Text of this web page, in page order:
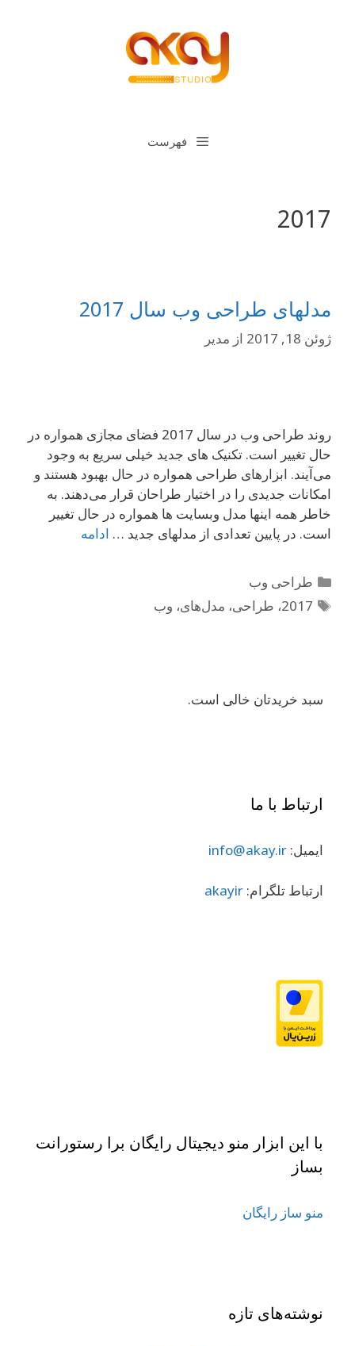
فهرست
2017
مدلهای طراحی وب سال 2017
ژوئن 18, 2017 از مدیر
روند طراحی وب در سال 2017 فضای مجازی همواره در
حال تغییر است. تکنیک های جدید خیلی سریع به وجود
می‌آیند. ابزارهای طراحی همواره در حال بهبود هستند و
امکانات جدیدی را در اختیار طراحان قرار می‌دهند. به
خاطر همه اینها مدل وبسایت ها همواره در حال تغییر
است. در پایین تعدادی از مدلهای جدید … ادامه
دسته‌ها
طراحی وب
برچسب‌ها
2017، طراحی، مدل‌های، وب
سبد خریدتان خالی است.
ارتباط با ما
ایمیل: info@akay.ir
ارتباط تلگرام: akayir
با این ابزار منو دیجیتال رایگان برا رستورانت
بساز
منو ساز رایگان
نوشته‌های تازه